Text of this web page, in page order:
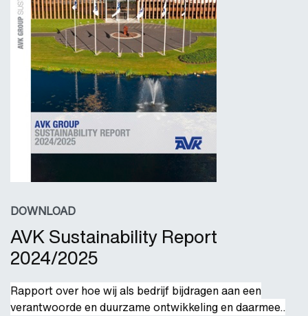
DOWNLOAD
AVK Sustainability Report
2024/2025
Rapport over hoe wij als bedrijf bijdragen aan een
verantwoorde en duurzame ontwikkeling en daarmee..